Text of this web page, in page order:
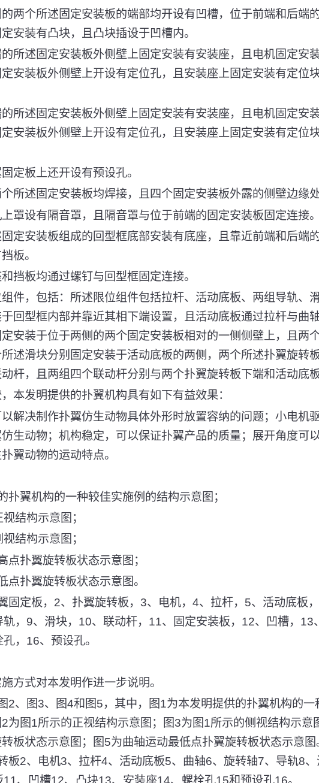
两个所述固定安装板的端部均开设有凹槽，位于前端和后端
安装有凸块，且凸块插设于凹槽内。
所述固定安装板外侧壁上固定安装有安装座，且电机固定安
安装板外侧壁上开设有定位孔，且安装座上固定安装有定位
所述固定安装板外侧壁上固定安装有安装座，且电机固定安
安装板外侧壁上开设有定位孔，且安装座上固定安装有定位
定板上还开设有预设孔。
所述固定安装板均焊接，且四个固定安装板外露的侧壁边缘
罩设有隔音罩，且隔音罩与位于前端的固定安装板固定连接。
定安装板组成的回型框底部安装有底座，且靠近前端和后端
板。
挡板均通过螺钉与回型框固定连接。
件，包括：所述限位组件包括拉杆、活动底板、两组导轨、
回型框内部并靠近其相下端设置，且活动底板通过拉杆与曲
安装于位于两侧的两个固定安装板相对的一侧侧壁上，且两
述滑块分别固定安装于活动底板的两侧，两个所述扑翼旋转
杆，且两组四个联动杆分别与两个扑翼旋转板下端和活动底板
本发明提供的扑翼机构具有如下有益效果：
解决制作扑翼仿生动物具体外形时放置容纳的问题；小电机
生动物；机构稳定，可以保证扑翼产品的质量；展开角度可
翼动物的运动特点。
扑翼机构的一种较佳实施例的结构示意图；
结构示意图；
结构示意图；
点扑翼旋转板状态示意图；
点扑翼旋转板状态示意图。
固定板，2、扑翼旋转板，3、电机，4、拉杆，5、活动底板，
，9、滑块，10、联动杆，11、固定安装板，12、凹槽，13
，16、预设孔。
方式对本发明作进一步说明。
2、图3、图4和图5，其中，图1为本发明提供的扑翼机构的一
为图1所示的正视结构示意图；图3为图1所示的侧视结构示意
板状态示意图；图5为曲轴运动最低点扑翼旋转板状态示意
板2、电机3、拉杆4、活动底板5、曲轴6、旋转轴7、导轨8